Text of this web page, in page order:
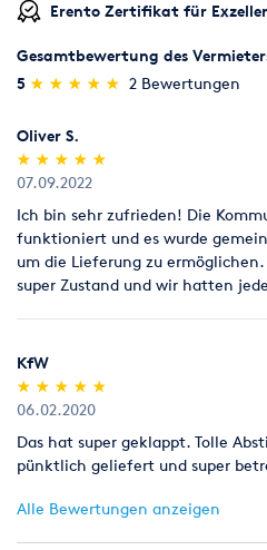
Erento Zertifikat für
Gesamtbewertung des
5 (*)
★
★
(*) ★
★
(*) ★
★
(*) ★
★
(*) ★
★ 2 Bewertungen
Oliver S.
(*)
★
★
(*) ★
★
(*) ★
★
(*) ★
★
(*) ★
★
07.09.2022
Ich bin sehr zufrieden! Die
funktioniert und es wurde
um die Lieferung zu
super Zustand und wir hatten
KfW
(*)
★
★
(*) ★
★
(*) ★
★
(*) ★
★
(*) ★
★
06.02.2020
Das hat super geklappt. Tolle
pünktlich geliefert und super
Alle Bewertungen anzeigen